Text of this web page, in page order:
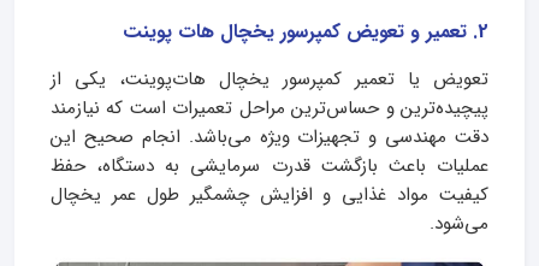
2. تعمیر و تعویض کمپرسور یخچال هات پوینت
تعویض یا تعمیر کمپرسور یخچال هات‌پوینت، یکی از
پیچیده‌ترین و حساس‌ترین مراحل تعمیرات است که نیازمند
دقت مهندسی و تجهیزات ویژه می‌باشد. انجام صحیح این
عملیات باعث بازگشت قدرت سرمایشی به دستگاه، حفظ
کیفیت مواد غذایی و افزایش چشمگیر طول عمر یخچال
می‌شود.